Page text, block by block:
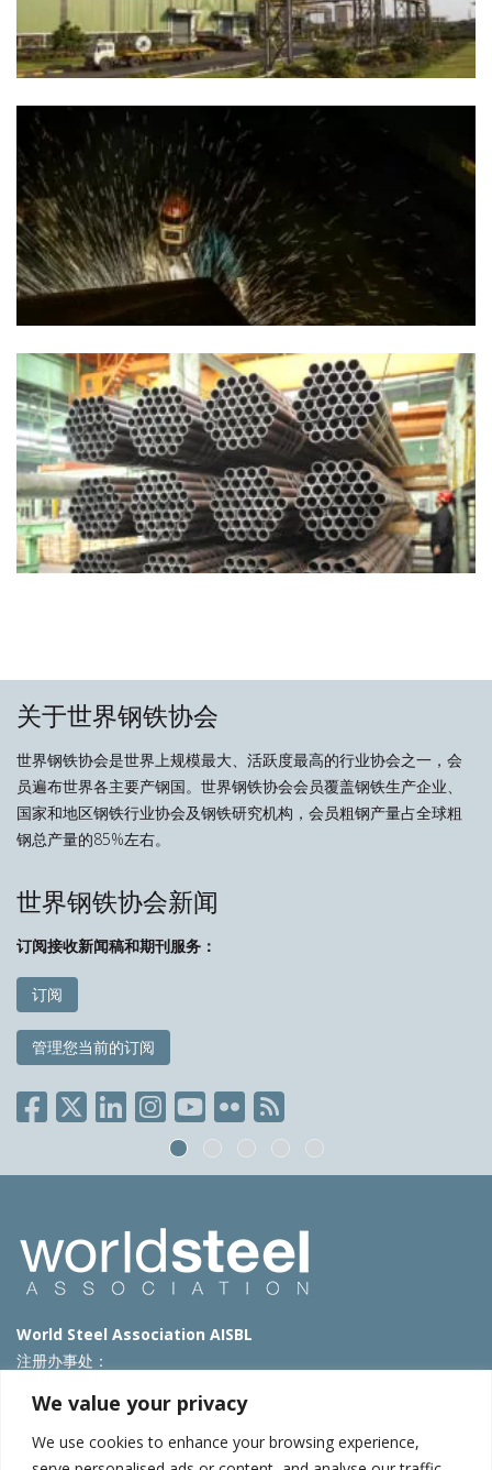
We value your privacy
We use cookies to enhance your browsing experience,
关于世界钢铁协会
世界钢铁协会是世界上规模最大、活跃度最高的行业协会之一，会
员遍布世界各主要产钢国。世界钢铁协会会员覆盖钢铁生产企业、
国家和地区钢铁行业协会及钢铁研究机构，会员粗钢产量占全球粗
钢总产量的85%左右。
世界钢铁协会新闻
订阅接收新闻稿和期刊服务：
订阅
管理您当前的订阅
World Steel Association AISBL
注册办事处：
T: +32 2 702 89 00 – E:steel@worldsteel.org